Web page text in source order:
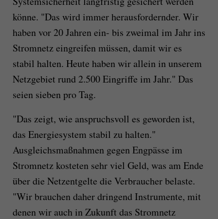
könne. "Das wird immer herausfordernder. Wir
haben vor 20 Jahren ein- bis zweimal im Jahr ins
Stromnetz eingreifen müssen, damit wir es
stabil halten. Heute haben wir allein in unserem
Netzgebiet rund 2.500 Eingriffe im Jahr." Das
seien sieben pro Tag.
"Das zeigt, wie anspruchsvoll es geworden ist,
das Energiesystem stabil zu halten."
Ausgleichsmaßnahmen gegen Engpässe im
Stromnetz kosteten sehr viel Geld, was am Ende
über die Netzentgelte die Verbraucher belaste.
"Wir brauchen daher dringend Instrumente, mit
denen wir auch in Zukunft das Stromnetz